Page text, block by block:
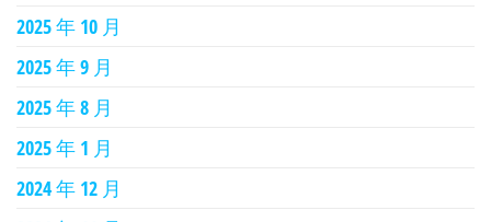
2025 年 10 月
2025 年 9 月
2025 年 8 月
2025 年 1 月
2024 年 12 月